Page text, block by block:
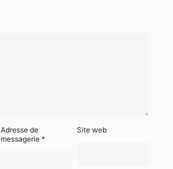
Adresse de
messagerie*
Site web